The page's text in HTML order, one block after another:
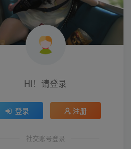
HI！请登录
登录 注册
社交账号登录